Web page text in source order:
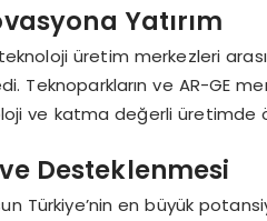
Yatırım
teknoloji üretim merkezleri
Teknoparkların ve AR-GE
ve katma değerli üretimde
Desteklenmesi
Türkiye’nin en büyük